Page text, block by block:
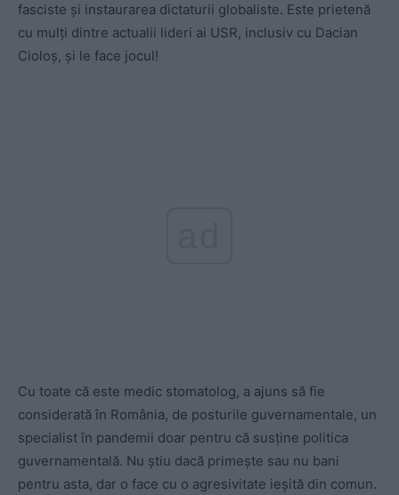
fasciste și instaurarea dictaturii globaliste. Este prietenă
cu mulți dintre actualii lideri ai USR, inclusiv cu Dacian
Cioloș, și le face jocul!
Cu toate că este medic stomatolog, a ajuns să fie
considerată în România, de posturile guvernamentale, un
specialist în pandemii doar pentru că susține politica
guvernamentală. Nu știu dacă primește sau nu bani
pentru asta, dar o face cu o agresivitate ieșită din comun.